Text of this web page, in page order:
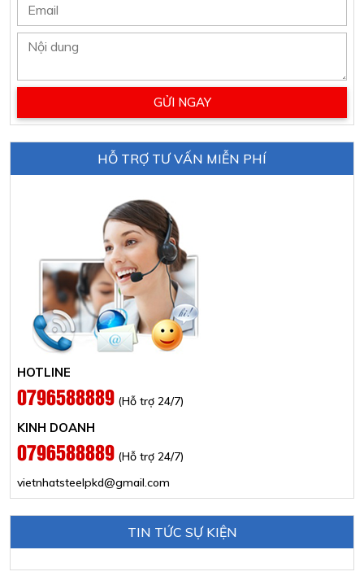
HỖ TRỢ TƯ VẤN MIỄN PHÍ
HOTLINE
0796588889 (Hỗ trợ 24/7)
KINH DOANH
0796588889 (Hỗ trợ 24/7)
vietnhatsteelpkd@gmail.com
TIN TỨC SỰ KIỆN